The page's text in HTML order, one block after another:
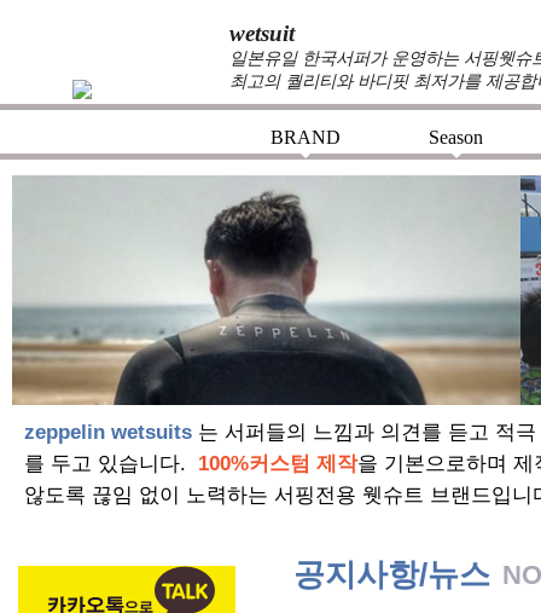
wetsuit
일본유일 한국서퍼가 운영하는 서핑웻
최고의 퀄리티와 바디핏 최저가를 제공합
BRAND
Season
zeppelin wetsuits 는 서퍼들의 느낌과 의견를 듣고 적
를 두고 있습니다. 100%커스텀 제작을 기본으로하며
않도록 끊임 없이 노력하는 서핑전용 웻슈트 브랜드입니
공지사항/뉴스